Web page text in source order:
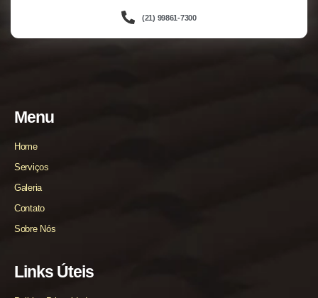
(21) 99861-7300
Menu
Home
Serviços
Galeria
Contato
Sobre Nós
Links Úteis